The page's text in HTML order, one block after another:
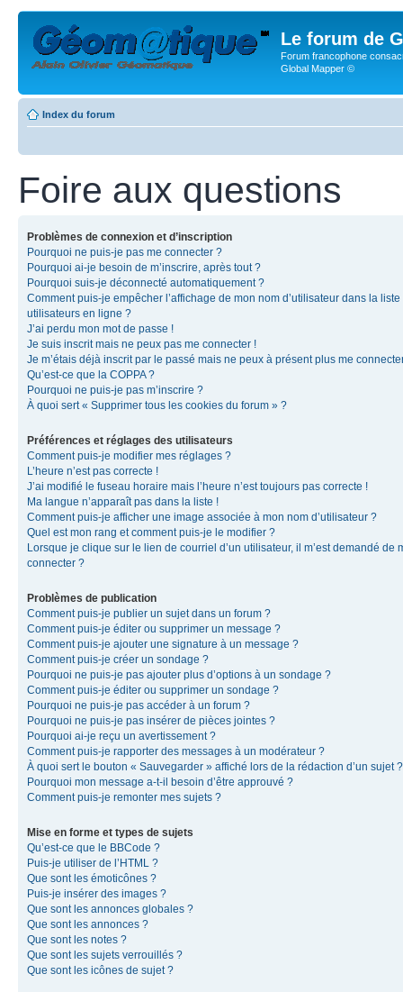
Le forum de
Forum francophone
Global Mapper ©
Index du forum
Foire aux questions
Problèmes de connexion et d’inscription
Pourquoi ne puis-je pas me connecter ?
Pourquoi ai-je besoin de m’inscrire, après tout ?
Pourquoi suis-je déconnecté automatiquement ?
Comment puis-je empêcher l’affichage de mon nom d’utilisateur dans la liste
utilisateurs en ligne ?
J’ai perdu mon mot de passe !
Je suis inscrit mais ne peux pas me connecter !
Je m’étais déjà inscrit par le passé mais ne peux à présent plus me
Qu’est-ce que la COPPA ?
Pourquoi ne puis-je pas m’inscrire ?
À quoi sert « Supprimer tous les cookies du forum » ?
Préférences et réglages des utilisateurs
Comment puis-je modifier mes réglages ?
L’heure n’est pas correcte !
J’ai modifié le fuseau horaire mais l’heure n’est toujours pas correcte !
Ma langue n’apparaît pas dans la liste !
Comment puis-je afficher une image associée à mon nom d’utilisateur ?
Quel est mon rang et comment puis-je le modifier ?
Lorsque je clique sur le lien de courriel d’un utilisateur, il m’est demandé de
connecter ?
Problèmes de publication
Comment puis-je publier un sujet dans un forum ?
Comment puis-je éditer ou supprimer un message ?
Comment puis-je ajouter une signature à un message ?
Comment puis-je créer un sondage ?
Pourquoi ne puis-je pas ajouter plus d’options à un sondage ?
Comment puis-je éditer ou supprimer un sondage ?
Pourquoi ne puis-je pas accéder à un forum ?
Pourquoi ne puis-je pas insérer de pièces jointes ?
Pourquoi ai-je reçu un avertissement ?
Comment puis-je rapporter des messages à un modérateur ?
À quoi sert le bouton « Sauvegarder » affiché lors de la rédaction d’un sujet ?
Pourquoi mon message a-t-il besoin d’être approuvé ?
Comment puis-je remonter mes sujets ?
Mise en forme et types de sujets
Qu’est-ce que le BBCode ?
Puis-je utiliser de l’HTML ?
Que sont les émoticônes ?
Puis-je insérer des images ?
Que sont les annonces globales ?
Que sont les annonces ?
Que sont les notes ?
Que sont les sujets verrouillés ?
Que sont les icônes de sujet ?